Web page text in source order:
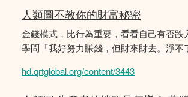
人類圖不教你的財富秘密
金錢模式，比行為重要，看看自己有否跌
學問「我好努力賺錢，但財來財去。淨不
hd.qrtglobal.org/content/3443